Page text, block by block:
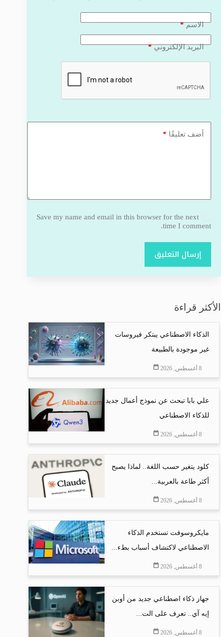
الاسم*
البريد الإلكتروني*
أضف تعليقًا *
Save my name and email in this browser for the next
time I comment.
إرسال التعليق
الأكثر قراءة
الذكاء الاصطناعي يبتكر فيروسات
غير موجودة بالطبيعة
8 أغسطس, 2026
علي بابا تبحث عن نموذج أعمال جديد
للذكاء الاصطناعي
8 أغسطس, 2026
كلود يتغير حسب اللغة.. لماذا يصبح
أكثر طاعة بالعربية...
8 أغسطس, 2026
مايكروسوفت تستخدم الذكاء
الاصطناعي لاكتشاف أسباب بطء...
8 أغسطس, 2026
جهاز ذكاء اصطناعي جديد من أوبن
إيه آي.. تعرف على الت...
8 أغسطس, 2026